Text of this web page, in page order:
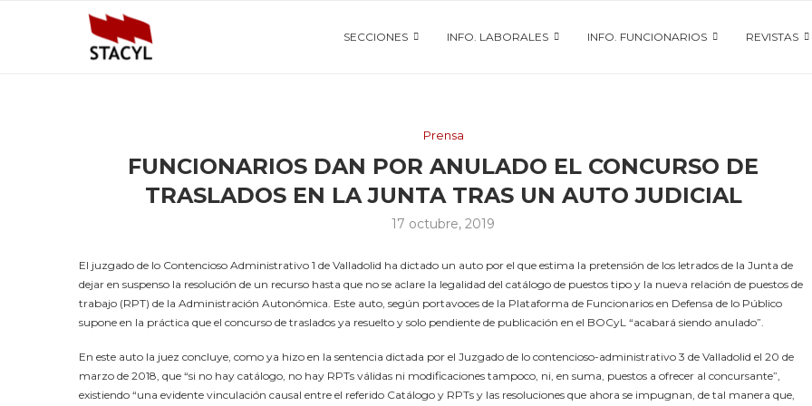
SECCIONES INFO. LABORALES INFO. FUNCIONARIOS REVISTAS
Prensa
FUNCIONARIOS DAN POR ANULADO EL CONCURSO DE
TRASLADOS EN LA JUNTA TRAS UN AUTO JUDICIAL
17 octubre, 2019
El juzgado de lo Contencioso Administrativo 1 de Valladolid ha dictado un auto por el que estima la pretensión de los letrados de la Junta de
dejar en suspenso la resolución de un recurso hasta que no se aclare la legalidad del catálogo de puestos tipo y la nueva relación de puestos de
trabajo (RPT) de la Administración Autonómica. Este auto, según portavoces de la Plataforma de Funcionarios en Defensa de lo Público
supone en la práctica que el concurso de traslados ya resuelto y solo pendiente de publicación en el BOCyL “acabará siendo anulado”.
En este auto la juez concluye, como ya hizo en la sentencia dictada por el Juzgado de lo contencioso-administrativo 3 de Valladolid el 20 de
marzo de 2018, que “si no hay catálogo, no hay RPTs válidas ni modificaciones tampoco, ni, en suma, puestos a ofrecer al concursante”,
existiendo “una evidente vinculación causal entre el referido Catálogo y RPTs y las resoluciones que ahora se impugnan, de tal manera que,